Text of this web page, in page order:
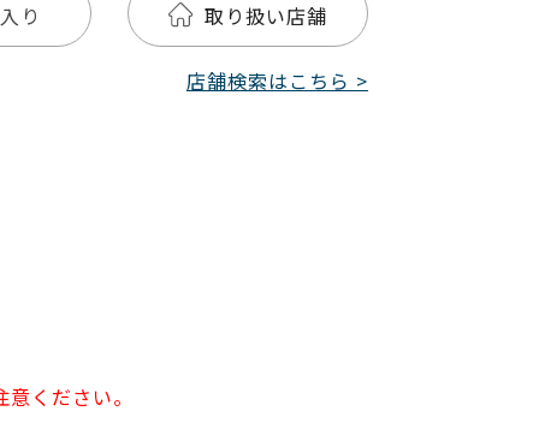
り 取り扱い店舗
店舗検索はこちら >
ください。